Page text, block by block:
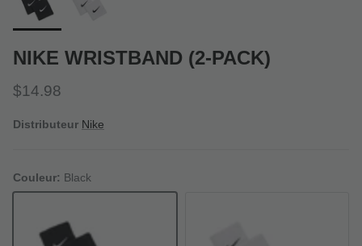
NIKE WRISTBAND (2-PACK)
Prix habituel
$14.98
Distributeur Nike
Couleur: Black